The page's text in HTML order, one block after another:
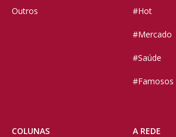
Outros #Hot
#Mercado
#Saúde
#Famosos
COLUNAS A REDE